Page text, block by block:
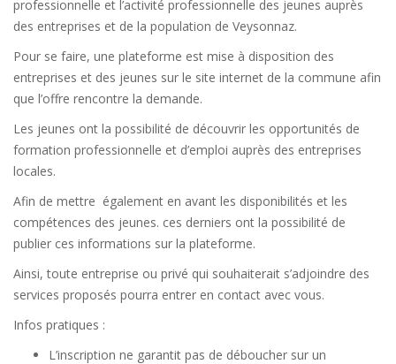
professionnelle et l’activité professionnelle des jeunes auprès
des entreprises et de la population de Veysonnaz.
Pour se faire, une plateforme est mise à disposition des
entreprises et des jeunes sur le site internet de la commune afin
que l’offre rencontre la demande.
Les jeunes ont la possibilité de découvrir les opportunités de
formation professionnelle et d’emploi auprès des entreprises
locales.
Afin de mettre également en avant les disponibilités et les
compétences des jeunes. ces derniers ont la possibilité de
publier ces informations sur la plateforme.
Ainsi, toute entreprise ou privé qui souhaiterait s’adjoindre des
services proposés pourra entrer en contact avec vous.
Infos pratiques :
L’inscription ne garantit pas de déboucher sur un